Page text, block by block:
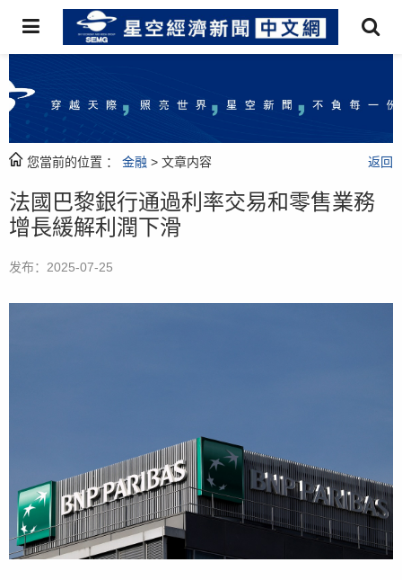
您當前的位置 ： 金融 > 文章内容 返回
法國巴黎銀行通過利率交易和零售業務
增長緩解利潤下滑
发布：2025-07-25